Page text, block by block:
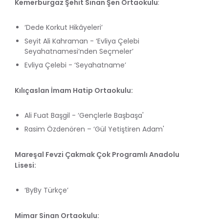
Kemerburgaz Şehit Sinan Şen Ortaokulu:
‘Dede Korkut Hikâyeleri’
Seyit Ali Kahraman - ‘Evliya Çelebi
Seyahatnamesi’nden Seçmeler’
Evliya Çelebi - ‘Seyahatname’
Kılıçaslan İmam Hatip Ortaokulu:
Ali Fuat Başgil - ‘Gençlerle Başbaşa'
Rasim Özdenören – ‘Gül Yetiştiren Adam'
Mareşal Fevzi Çakmak Çok Programlı Anadolu
Lisesi:
‘ByBy Türkçe’
Mimar Sinan Ortaokulu: